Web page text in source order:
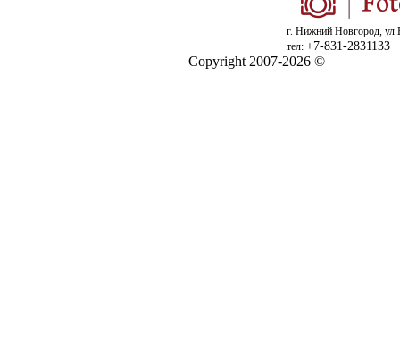
г. Нижний Новгород,
тел: +7-831-2831133
Copyright 2007-2026 ©